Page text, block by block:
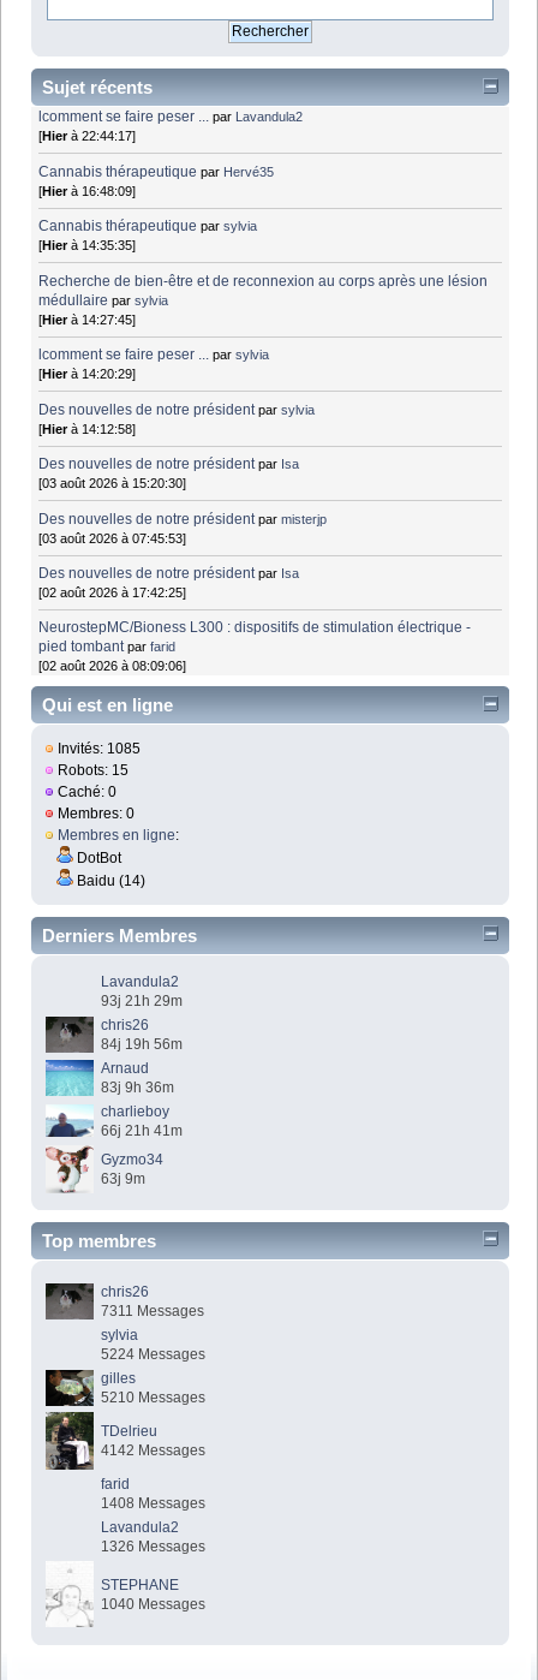
Sujet récents
lcomment se faire peser ... par
Lavandula2
[Hierà 22:44:17]
Cannabis thérapeutique par Hervé35
[Hierà 16:48:09]
Cannabis thérapeutique parsylvia
[Hierà 14:35:35]
Recherche de bien-être et de reconnexion au corps après une lésion
médullaire parsylvia
[Hierà 14:27:45]
lcomment se faire peser ... parsylvia
[Hierà 14:20:29]
Des nouvelles de notre président parsylvia
[Hierà 14:12:58]
Des nouvelles de notre président par Isa
[03 août 2026 à 15:20:30]
Des nouvelles de notre président parmisterjp
[03 août 2026 à 07:45:53]
Des nouvelles de notre président par Isa
[02 août 2026 à 17:42:25]
NeurostepMC/Bioness L300 : dispositifs de stimulation électrique -
pied tombant parfarid
[02 août 2026 à 08:09:06]
Qui est en ligne
Invités: 1085
Robots: 15
Caché: 0
Membres: 0
Membres en ligne:
DotBot
Baidu (14)
Derniers Membres
Lavandula2
93j 21h 29m
chris26
84j 19h 56m
Arnaud
83j 9h 36m
charlieboy
66j 21h 41m
Gyzmo34
63j 9m
Top membres
chris26
7311 Messages
sylvia
5224 Messages
gilles
5210 Messages
TDelrieu
4142 Messages
farid
1408 Messages
Lavandula2
1326 Messages
STEPHANE
1040 Messages